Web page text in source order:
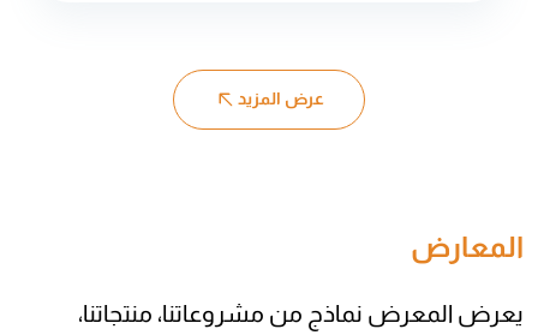
عرض المزيد
المعارض
يعرض المعرض نماذج من مشروعاتنا، منتجاتنا،